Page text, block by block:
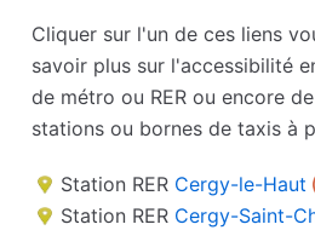
Cliquer sur l'un de ces liens
savoir plus sur l'accessibilité
de métro ou RER ou encore
stations ou bornes de taxis à
Station RER Cergy-le-Haut
Station RER Cergy-Saint-